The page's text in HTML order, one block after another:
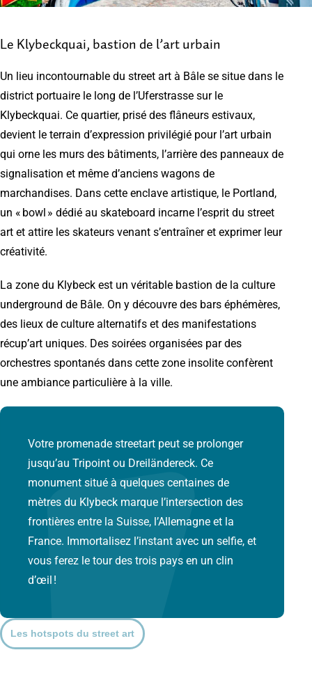
Le Klybeckquai, bastion de l’art urbain
Un lieu incontournable du street art à Bâle se situe dans le
district portuaire le long de l’Uferstrasse sur le
Klybeckquai. Ce quartier, prisé des flâneurs estivaux,
devient le terrain d’expression privilégié pour l’art urbain
qui orne les murs des bâtiments, l’arrière des panneaux de
signalisation et même d’anciens wagons de
marchandises. Dans cette enclave artistique, le Portland,
un « bowl » dédié au skateboard incarne l’esprit du street
art et attire les skateurs venant s’entraîner et exprimer leur
créativité.
La zone du Klybeck est un véritable bastion de la culture
underground de Bâle. On y découvre des bars éphémères,
des lieux de culture alternatifs et des manifestations
récup’art uniques. Des soirées organisées par des
orchestres spontanés dans cette zone insolite confèrent
une ambiance particulière à la ville.
Votre promenade streetart peut se prolonger
jusqu’au Tripoint ou Dreiländereck. Ce
monument situé à quelques centaines de
mètres du Klybeck marque l’intersection des
frontières entre la Suisse, l’Allemagne et la
France. Immortalisez l’instant avec un selfie, et
vous ferez le tour des trois pays en un clin
d’œil !
Les hotspots du street art